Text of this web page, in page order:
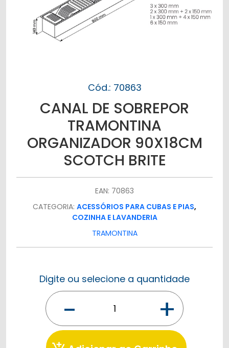
Cód.: 70863
CANAL DE SOBREPOR
TRAMONTINA
ORGANIZADOR 90X18CM
SCOTCH BRITE
EAN: 70863
CATEGORIA: ACESSÓRIOS PARA CUBAS E PIAS,
COZINHA E LAVANDERIA
TRAMONTINA
Digite ou selecione a quantidade
- +